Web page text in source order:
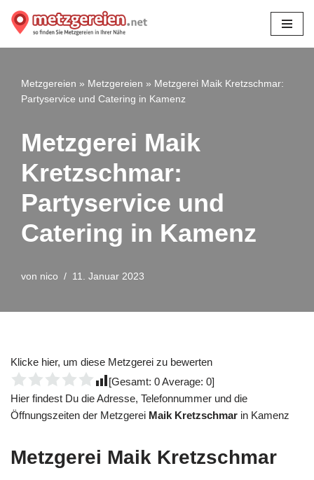
Zum
Metzgereien » Metzgereien » Metzgerei Maik Kretzschmar:
Partyservice und Catering in Kamenz
Metzgerei Maik
Kretzschmar:
Partyservice und
Catering in Kamenz
von nico 11. Januar 2023
Klicke hier, um diese Metzgerei zu bewerten
[Gesamt: 0Average: 0]
Hier findest Du die Adresse, Telefonnummer und die
Öffnungszeiten der Metzgerei Maik Kretzschmar in Kamenz
Metzgerei Maik Kretzschmar